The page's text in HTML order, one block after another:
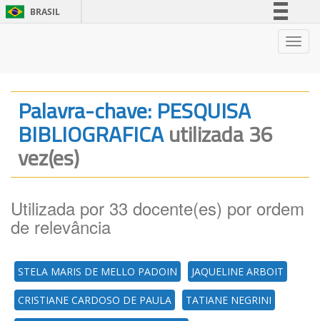
BRASIL
Legislação
Canais
Palavra-chave: PESQUISA
BIBLIOGRAFICAutilizada 36
vez(es)
Utilizada por 33 docente(es) por ordem
de relevância
STELA MARIS DE MELLO PADOIN JAQUELINE ARBOIT
CRISTIANE CARDOSO DE PAULA TATIANE NEGRINI